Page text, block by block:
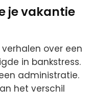
je vakantie
over een
in bankstress.
administratie.
het verschil